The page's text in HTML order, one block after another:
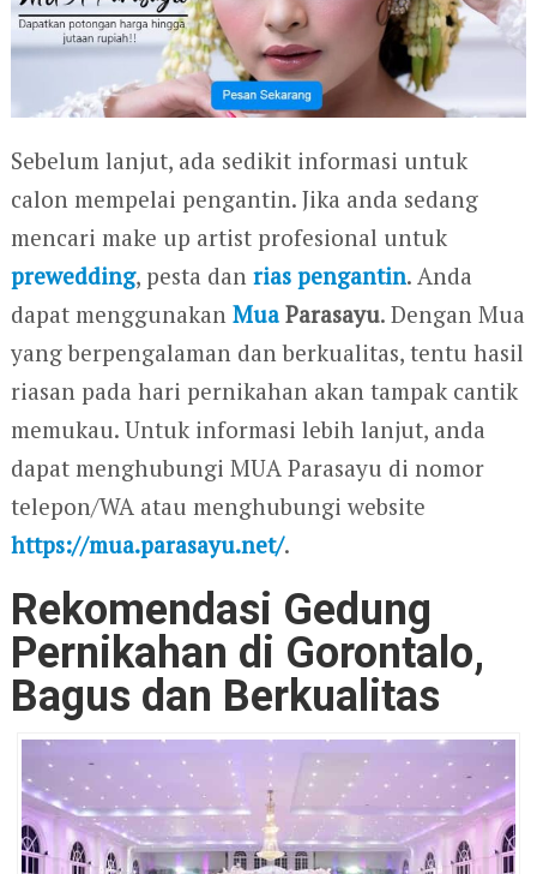
Sebelum lanjut, ada sedikit informasi untuk
calon mempelai pengantin. Jika anda sedang
mencari make up artist profesional untuk
prewedding, pesta dan rias pengantin. Anda
dapat menggunakan MuaParasayu. Dengan Mua
yang berpengalaman dan berkualitas, tentu hasil
riasan pada hari pernikahan akan tampak cantik
memukau. Untuk informasi lebih lanjut, anda
dapat menghubungi MUA Parasayu di nomor
telepon/WA atau menghubungi website
https://mua.parasayu.net/.
Rekomendasi Gedung
Pernikahan di Gorontalo,
Bagus dan Berkualitas